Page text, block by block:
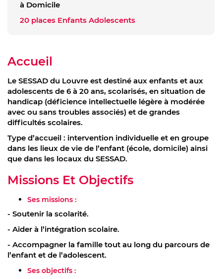
à Domicile
20 places Enfants Adolescents
Accueil
Le SESSAD du Louvre est destiné aux enfants et aux
adolescents de 6 à 20 ans, scolarisés, en situation de
handicap (déficience intellectuelle légère à modérée
avec ou sans troubles associés) et de grandes
difficultés scolaires.
Type d’accueil : intervention individuelle et en groupe
dans les lieux de vie de l’enfant (école, domicile) ainsi
que dans les locaux du SESSAD.
Missions Et Objectifs
Ses missions :
- Soutenir la scolarité.
- Aider à l’intégration scolaire.
- Accompagner la famille tout au long du parcours de
l’enfant et de l’adolescent.
Ses objectifs :